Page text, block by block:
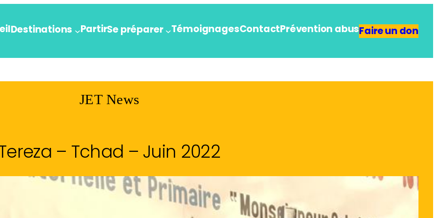
Destinations PartirSe préparer TémoignagesContactPrévention abusFaire un don
JET News
– Tchad – Juin 2022